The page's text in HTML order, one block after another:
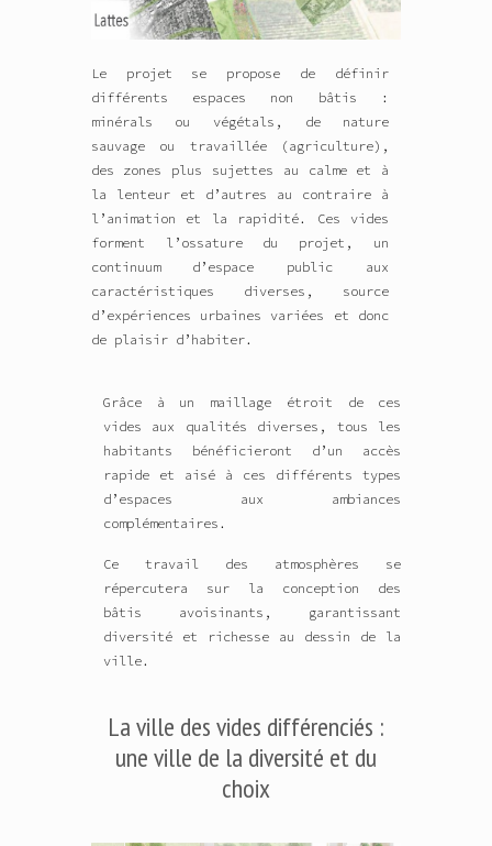
Le projet se propose de définir
différents espaces non bâtis :
minérals ou végétals, de nature
sauvage ou travaillée (agriculture),
des zones plus sujettes au calme et à
la lenteur et d’autres au contraire à
l’animation et la rapidité. Ces vides
forment l’ossature du projet, un
continuum d’espace public aux
caractéristiques diverses, source
d’expériences urbaines variées et donc
de plaisir d’habiter.
Grâce à un maillage étroit de ces
vides aux qualités diverses, tous les
habitants bénéficieront d’un accès
rapide et aisé à ces différents types
d’espaces aux ambiances
complémentaires.
Ce travail des atmosphères se
répercutera sur la conception des
bâtis avoisinants, garantissant
diversité et richesse au dessin de la
ville.
La ville des vides différenciés :
une ville de la diversité et du
choix